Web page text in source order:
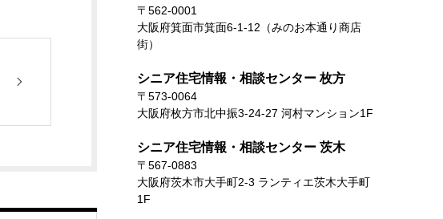
〒562-0001
大阪府箕面市箕面6-1-12（みのお本通り商店
街）
シニア住宅情報・相談センター 枚方
〒573-0064
大阪府枚方市北中振3-24-27 河村マンション1F
シニア住宅情報・相談センター 茨木
〒567-0883
大阪府茨木市大手町2-3 ランティエ茨木大手町
1F